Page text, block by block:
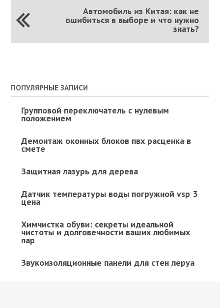
Автомобиль из Китая: как не
ошибиться в выборе и что нужно
знать?
ПОПУЛЯРНЫЕ ЗАПИСИ
Групповой переключатель с нулевым
положением
Демонтаж оконных блоков пвх расценка в
смете
Защитная лазурь для дерева
Датчик температуры воды погружной vsp 3
цена
Химчистка обуви: секреты идеальной
чистоты и долговечности ваших любимых
пар
Звукоизоляционные панели для стен леруа